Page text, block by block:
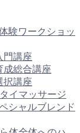
験ワークショッ
門講座
成総合講座
択講座
イマッサージ
シャルブレンド